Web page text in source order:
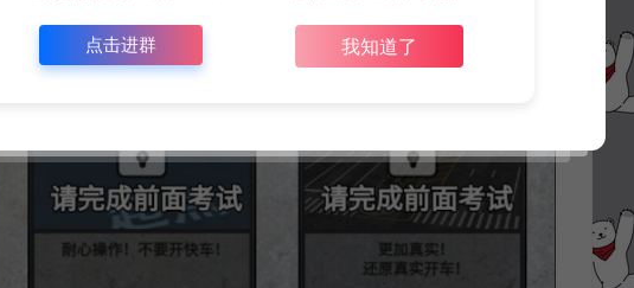
点击进群 我知道了